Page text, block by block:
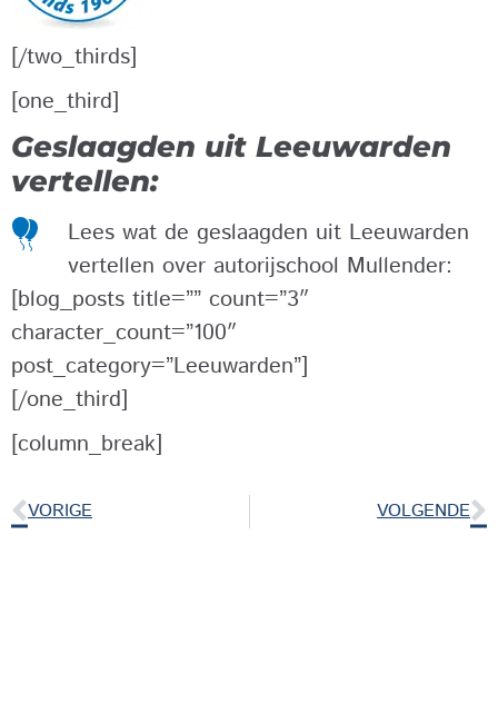
[/two_thirds]
[one_third]
Geslaagden uit Leeuwarden
vertellen:
Lees wat de geslaagden uit Leeuwarden
vertellen over autorijschool Mullender:
[blog_posts title=”” count=”3″
character_count=”100″
post_category=”Leeuwarden”]
[/one_third]
[column_break]
VORIGE VOLGENDE